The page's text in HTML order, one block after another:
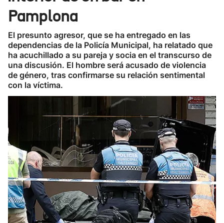
Pamplona
El presunto agresor, que se ha entregado en las
dependencias de la Policía Municipal, ha relatado que
ha acuchillado a su pareja y socia en el transcurso de
una discusión. El hombre será acusado de violencia
de género, tras confirmarse su relación sentimental
con la víctima.